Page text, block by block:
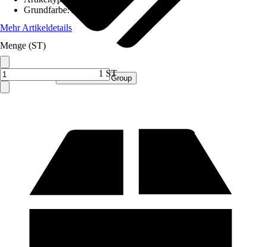
Verkauf durch: Procommerce Group
Grundfarbe:Anthrazit
Mehr Artikeldetails
Menge (ST)
1 ST